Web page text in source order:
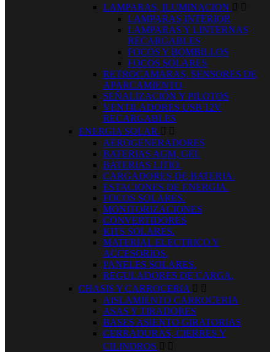
LAMPARAS, ILUMINACION  
LAMPARAS INTERIOR
LAMPARAS Y LINTERNAS
RECARGABLES
FOCOS Y BOMBILLOS
FOCOS SOLARES
RETROCAMARAS, SENSORES DE
APARCAMIENTO
SEÑALIZACIÓN Y PILOTOS
VENTILADORES USB 12V
RECARGABLES
ENERGIA SOLAR  
AEROGENERADORES
BATERIAS AGM, GEL
BATERIAS LITIO.
CARGADORES DE BATERIA.
ESTACIONES DE ENERGIA.
FOCOS SOLARES.
MONITORIZACIONES
CONVERTIDORES
KITS SOLARES.
MATERIAL ELECTRICO Y
ACCESORIOS.
PANELES SOLARES.
REGULADORES DE CARGA.
CHASIS Y CARROCERIA  
AISLAMIENTO CARROCERIA
ASAS Y TIRADORES
BASES ASIENTO GIRATORIAS
CERRADURAS, CIERRES Y
CILINDROS  